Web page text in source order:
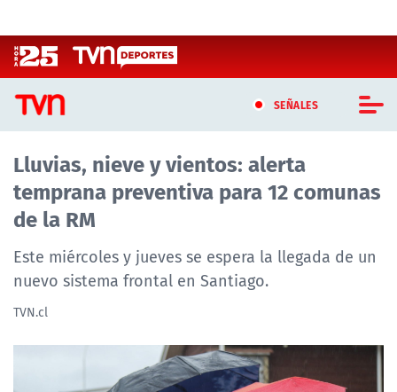
SEÑALES
CASTING MASTERCHEF CHILE
CASTING TVN VERTICAL
TVN VERTICAL
TVN PLAY
Lluvias, nieve y vientos: alerta
temprana preventiva para 12 comunas
de la RM
Este miércoles y jueves se espera la llegada de un
nuevo sistema frontal en Santiago.
TVN.cl